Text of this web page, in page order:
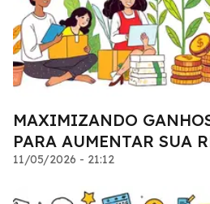
MAXIMIZANDO
PARA AUMENTAR SUA
11/05/2026 - 21:12